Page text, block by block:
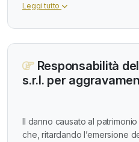
Leggi tutto
Responsabilità
s.r.l. per
Il danno causato al
che, ritardando l’emersione